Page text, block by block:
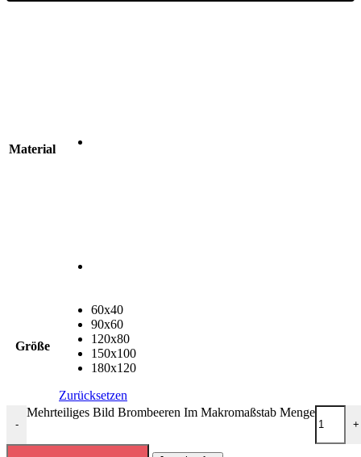
Material
Größe
60x40
90x60
120x80
150x100
180x120
Zurücksetzen
-
Mehrteiliges Bild Brombeeren Im Makromaßstab Menge
+